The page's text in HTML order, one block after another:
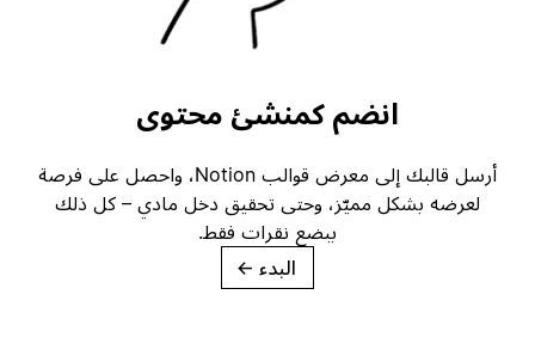
انضم كمنشئ محتوى
أرسل قالبك إلى معرض قوالب Notion، واحصل على فرصة
لعرضه بشكل مميّز، وحتى تحقيق دخل مادي – كل ذلك
ببضع نقرات فقط.
→